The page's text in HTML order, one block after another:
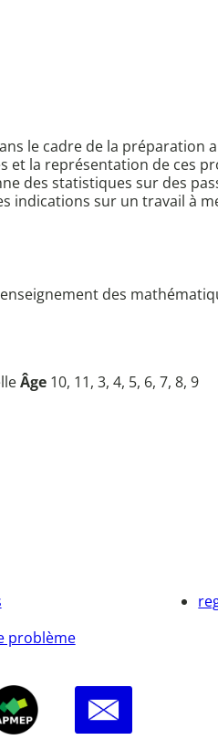
le cadre de la préparation
la représentation de ces
des statistiques sur des
indications sur un travail à
des
Âge 10, 11, 3, 4, 5, 6, 7, 8, 9
problème